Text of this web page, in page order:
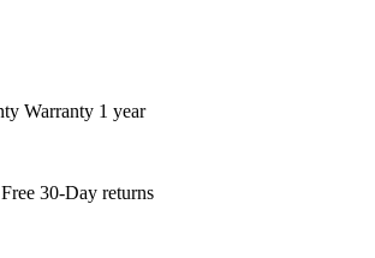
Warranty 1 year
Free 30-Day returns